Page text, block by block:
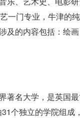
一门专业，牛津的
及的内容包括：绘
著名大学，是英国
个独立的学院组